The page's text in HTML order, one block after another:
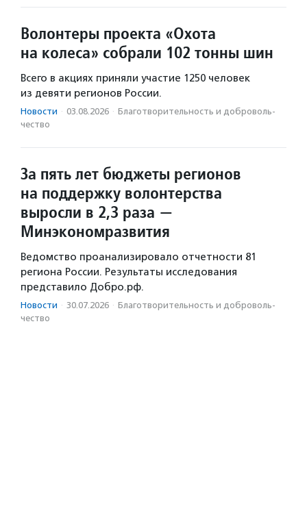
Волонтеры проекта «Охота
на колеса» собрали 102 тонны шин
Всего в акциях приняли участие 1250 человек
из девяти регионов России.
Новости · 03.08.2026 · Благотвори­тель­ность и доброволь­
чест­во
За пять лет бюджеты регионов
на поддержку волонтерства
выросли в 2,3 раза —
Минэкономразвития
Ведомство проанализировало отчетности 81
региона России. Результаты исследования
представило Добро.рф.
Новости · 30.07.2026 · Благотвори­тель­ность и доброволь­
чест­во